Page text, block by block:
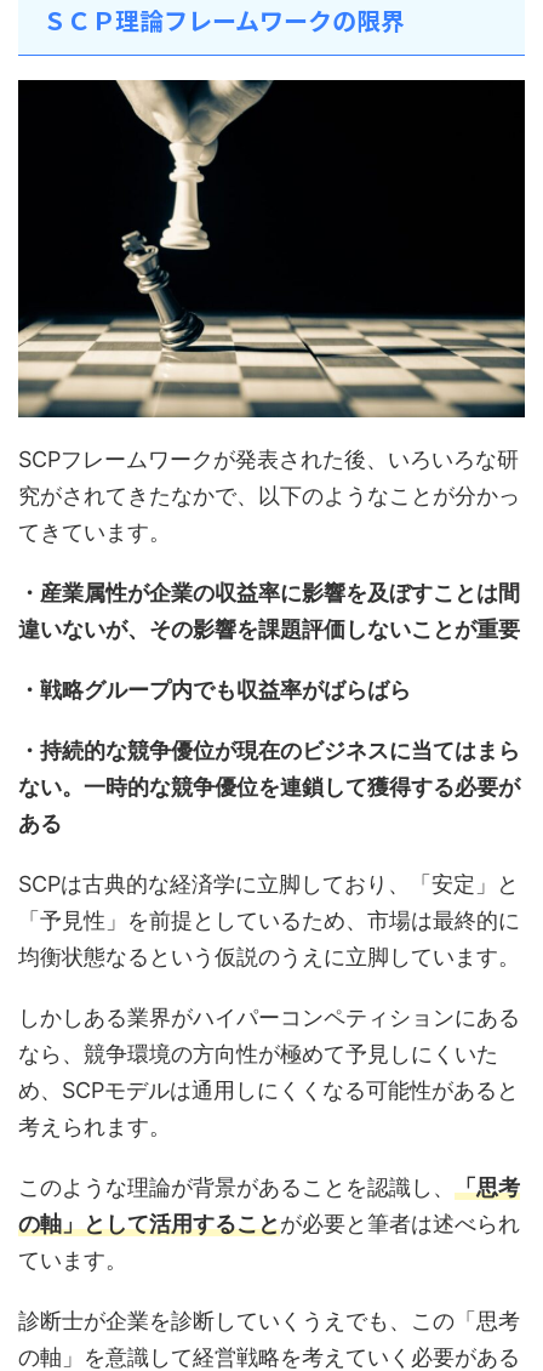
ＳＣＰ理論フレームワークの限界
SCPフレームワークが発表された後、いろいろな研
究がされてきたなかで、以下のようなことが分かっ
てきています。
・産業属性が企業の収益率に影響を及ぼすことは間
違いないが、その影響を課題評価しないことが重要
・戦略グループ内でも収益率がばらばら
・持続的な競争優位が現在のビジネスに当てはまら
ない。一時的な競争優位を連鎖して獲得する必要が
ある
SCPは古典的な経済学に立脚しており、「安定」と
「予見性」を前提としているため、市場は最終的に
均衡状態なるという仮説のうえに立脚しています。
しかしある業界がハイパーコンペティションにある
なら、競争環境の方向性が極めて予見しにくいた
め、SCPモデルは通用しにくくなる可能性があると
考えられます。
このような理論が背景があることを認識し、 「思考
の軸」として活用することが必要と筆者は述べられ
ています。
診断士が企業を診断していくうえでも、この「思考
の軸」を意識して経営戦略を考えていく必要がある